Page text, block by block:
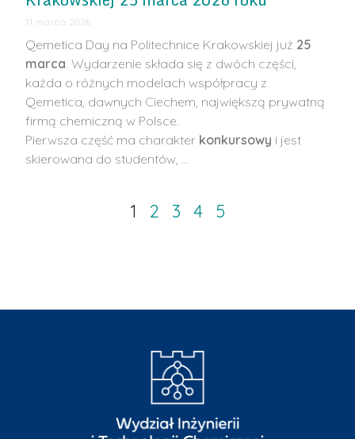
11 marca 2026
Qemetica Day na Politechnice Krakowskiej już 25
marca. Wydarzenie składa się z dwóch części,
każda o różnych modelach współpracy z
Qemetica, dawnych Ciechem, największą prywatną
firmą chemiczną w Polsce.
Pierwsza część ma charakter konkursowy i jest
skierowana do studentów, …
1 2 3 4 5